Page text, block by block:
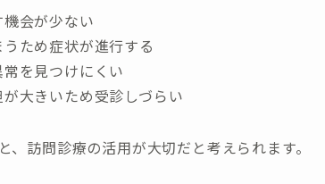
会が少ない
ため症状が進行する
を見つけにくい
大きいため受診しづらい
、訪問診療の活用が大切だと考えられます。